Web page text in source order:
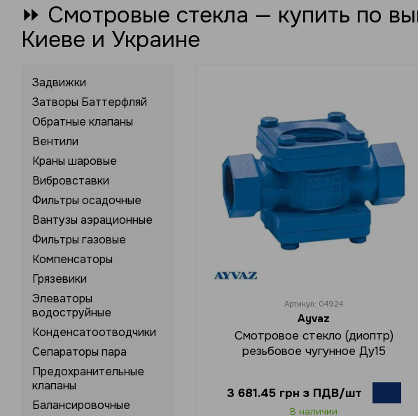
⏩ Смотровые стекла — купить по
Киеве и Украине
Артикул: 04924
Ayvaz
Смотровое стекло (диоптр)
резьбовое чугунное Ду15
3 681.45 грн з ПДВ/шт
В наличии
Задвижки
Затворы Баттерфляй
Обратные клапаны
Вентили
Краны шаровые
Вибровставки
Фильтры осадочные
Вантузы аэрационные
Фильтры газовые
Компенсаторы
Грязевики
Элеваторы
водоструйные
Конденсатоотводчики
Сепараторы пара
Предохранительные
клапаны
Балансировочные